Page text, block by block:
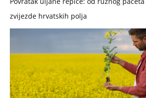
zvijezde hrvatskih polja